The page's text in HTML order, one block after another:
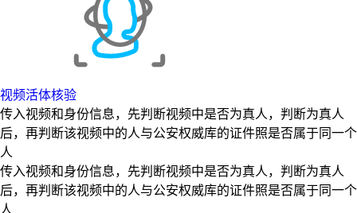
视频活体核验
传入视频和身份信息，先判断视频中是否为真人，判断为真人
后，再判断该视频中的人与公安权威库的证件照是否属于同一个
人
传入视频和身份信息，先判断视频中是否为真人，判断为真人
后，再判断该视频中的人与公安权威库的证件照是否属于同一个
人